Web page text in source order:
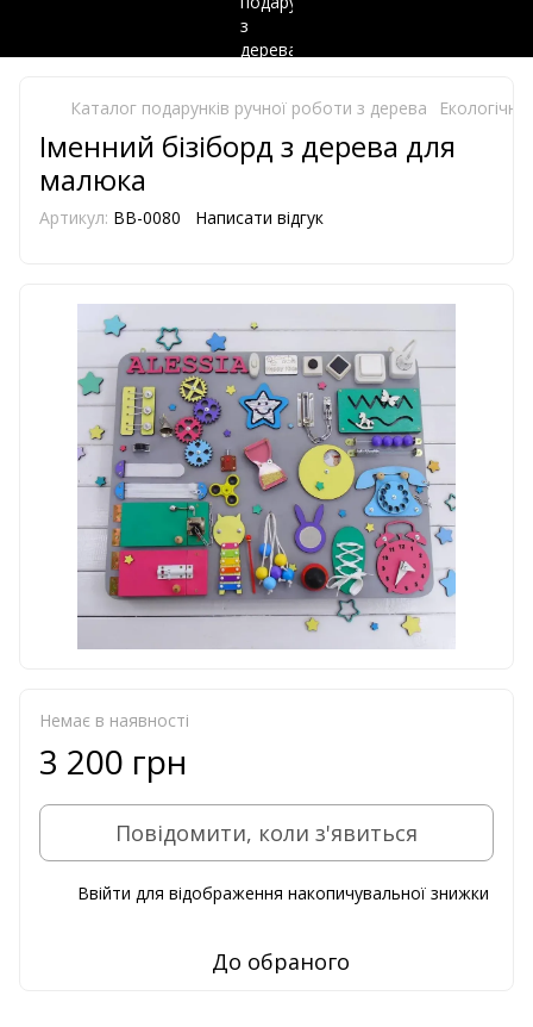
Каталог подарунків ручної роботи з дерева
Іменний бізіборд з дерева для
малюка
Артикул: BB-0080 Написати відгук
Немає в наявності
3 200 грн
Повідомити, коли з'явиться
Ввійти для відображення накопичувальної знижки
До обраного